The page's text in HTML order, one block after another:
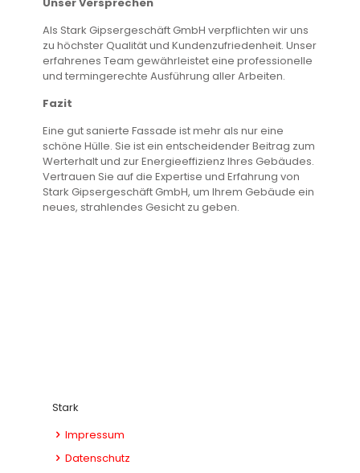
Als Stark Gipsergeschäft GmbH verpflichten wir uns
zu höchster Qualität und Kundenzufriedenheit. Unser
erfahrenes Team gewährleistet eine professionelle
und termingerechte Ausführung aller Arbeiten.
Fazit
Eine gut sanierte Fassade ist mehr als nur eine
schöne Hülle. Sie ist ein entscheidender Beitrag zum
Werterhalt und zur Energieeffizienz Ihres Gebäudes.
Vertrauen Sie auf die Expertise und Erfahrung von
Stark Gipsergeschäft GmbH, um Ihrem Gebäude ein
neues, strahlendes Gesicht zu geben.
Stark
Impressum
Datenschutz